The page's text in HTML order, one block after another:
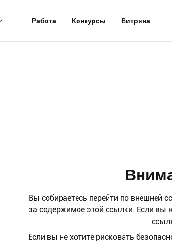
Работа Конкурсы Витрина
Вы собираетесь перейти по внешней
за содержимое этой ссылки. Если вы
Если вы не хотите рисковать